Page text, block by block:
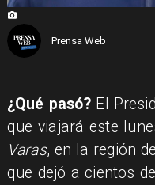
Prensa Web
¿Qué pasó? El
que viajará este
Varas, en la región
que dejó a cientos